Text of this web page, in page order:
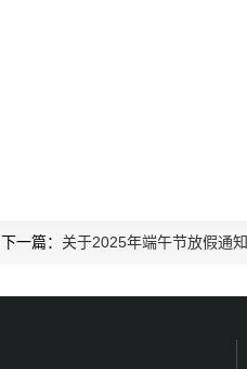
下一篇： 关于2025年端午节放假通知